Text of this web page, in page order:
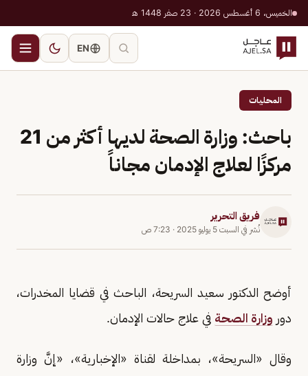
الخميس، 6 أغسطس 2026 · 23 صفر 1448 هـ
EN
المحليات
باحث: وزارة الصحة لديها أكثر من 21
مركزًا لعلاج الإدمان مجاناً
فريق التحرير
نُشر في السبت 5 يوليو 2025 · 7:23 ص
أوضح الدكتور سعيد السريحة، الباحث في قضايا المخدرات،
دور وزارة الصحة في علاج حالات الإدمان.
وقال «السريحة»، بمداخلة لقناة «الإخبارية»، «إنَّ وزارة